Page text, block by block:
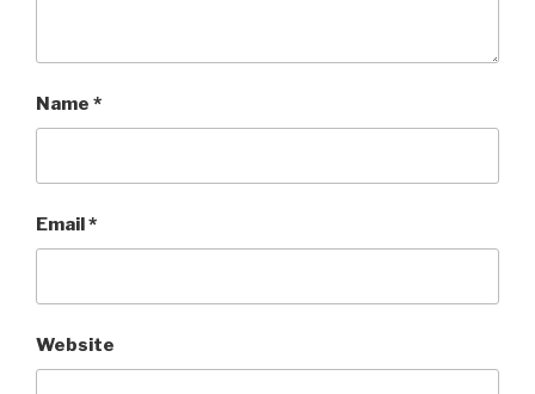
Name *
Email*
Website